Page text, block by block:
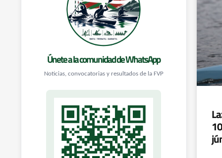
Únete a la comunidad de WhatsApp
Noticias, convocatorias y resultados de la FVP